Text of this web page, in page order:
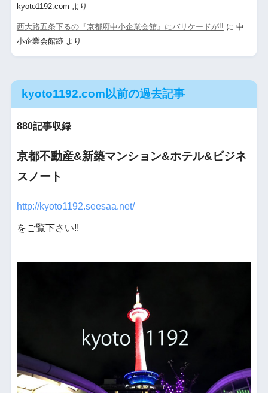
kyoto1192.com より
西大路五条下るの『京都府中小企業会館』にバリケードが!! に 中
小企業会館跡より
kyoto1192.com以前の過去記事
880記事収録
京都不動産&新築マンション&ホテル&ビジネ
スノート
http://kyoto1192.seesaa.net/
をご覧下さい!!